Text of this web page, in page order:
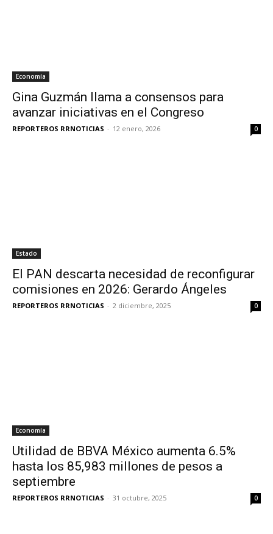
Economía
Gina Guzmán llama a consensos para
avanzar iniciativas en el Congreso
REPORTEROS RRNOTICIAS - 12 enero, 2026 0
Estado
El PAN descarta necesidad de reconfigurar
comisiones en 2026: Gerardo Ángeles
REPORTEROS RRNOTICIAS - 2 diciembre, 2025 0
Economía
Utilidad de BBVA México aumenta 6.5%
hasta los 85,983 millones de pesos a
septiembre
REPORTEROS RRNOTICIAS - 31 octubre, 2025 0